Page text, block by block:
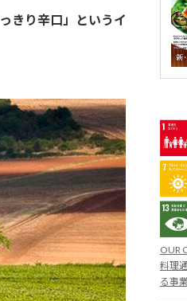
きり辛口」というイ
OUR
料理
る事